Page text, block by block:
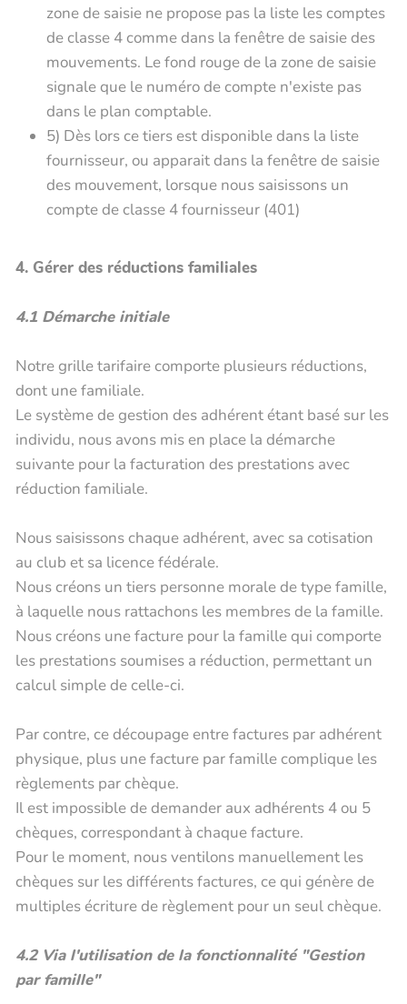
zone de saisie ne propose pas la liste les comptes
de classe 4 comme dans la fenêtre de saisie des
mouvements. Le fond rouge de la zone de saisie
signale que le numéro de compte n'existe pas
dans le plan comptable.
5) Dès lors ce tiers est disponible dans la liste
fournisseur, ou apparait dans la fenêtre de saisie
des mouvement, lorsque nous saisissons un
compte de classe 4 fournisseur (401)
4. Gérer des réductions familiales
4.1 Démarche initiale
Notre grille tarifaire comporte plusieurs réductions,
dont une familiale.
Le système de gestion des adhérent étant basé sur les
individu, nous avons mis en place la démarche
suivante pour la facturation des prestations avec
réduction familiale.
Nous saisissons chaque adhérent, avec sa cotisation
au club et sa licence fédérale.
Nous créons un tiers personne morale de type famille,
à laquelle nous rattachons les membres de la famille.
Nous créons une facture pour la famille qui comporte
les prestations soumises a réduction, permettant un
calcul simple de celle-ci.
Par contre, ce découpage entre factures par adhérent
physique, plus une facture par famille complique les
règlements par chèque.
Il est impossible de demander aux adhérents 4 ou 5
chèques, correspondant à chaque facture.
Pour le moment, nous ventilons manuellement les
chèques sur les différents factures, ce qui génère de
multiples écriture de règlement pour un seul chèque.
4.2 Via l'utilisation de la fonctionnalité "Gestion
par famille"